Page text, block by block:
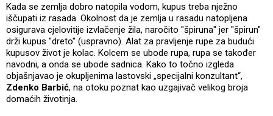
Kada se zemlja dobro natopila vodom, kupus treba nježno
iščupati iz rasada. Okolnost da je zemlja u rasadu natopljena
osigurava cjelovitije izvlačenje žila, naročito "špiruna" jer "špirun"
drži kupus "dreto" (uspravno). Alat za pravljenje rupe za budući
kupusov život je kolac. Kolcem se ubode rupa, rupa se također
navodni, a onda se ubode sadnica. Kako to točno izgleda
objašnjavao je okupljenima lastovski „specijalni konzultant“,
Zdenko Barbić, na otoku poznat kao uzgajivač velikog broja
domaćih životinja.